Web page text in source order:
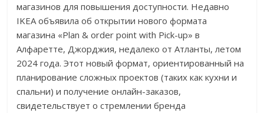
магазинов для повышения доступности. Недавно
IKEA объявила об открытии нового формата
магазина «Plan & order point with Pick-up» в
Алфаретте, Джорджия, недалеко от Атланты, летом
2024 года. Этот новый формат, ориентированный на
планирование сложных проектов (таких как кухни и
спальни) и получение онлайн-заказов,
свидетельствует о стремлении бренда